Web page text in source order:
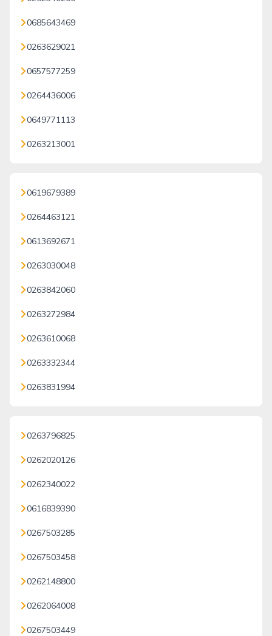
0685643469
0263629021
0657577259
0264436006
0649771113
0263213001
0619679389
0264463121
0613692671
0263030048
0263842060
0263272984
0263610068
0263332344
0263831994
0263796825
0262020126
0262340022
0616839390
0267503285
0267503458
0262148800
0262064008
0267503449